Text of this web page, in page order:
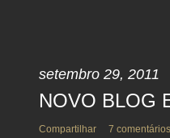
setembro 29, 2011
NOVO BLOG
Compartilhar 7 comentários